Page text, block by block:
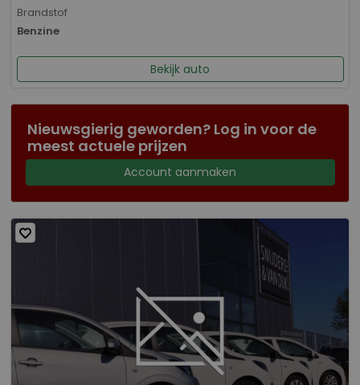
Brandstof
Benzine
Bekijk auto
Nieuwsgierig geworden? Log in voor de
meest actuele prijzen
Account aanmaken